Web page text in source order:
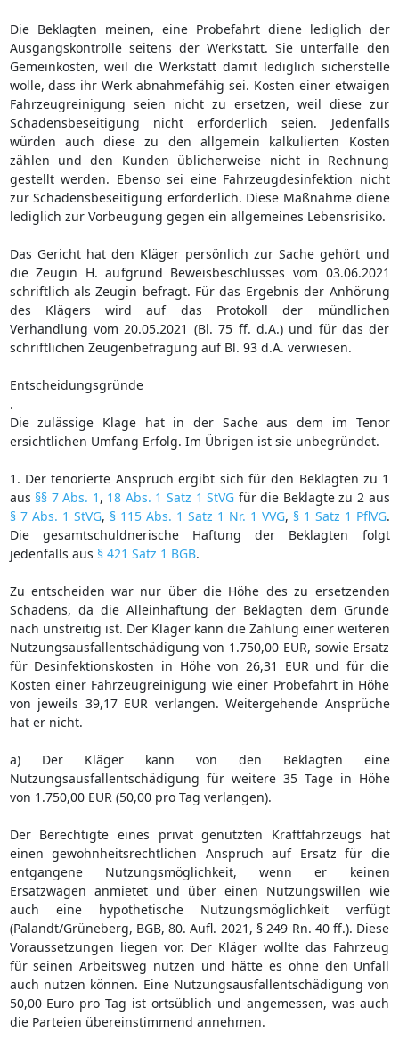
Die Beklagten meinen, eine Probefahrt diene lediglich der
Ausgangskontrolle seitens der Werkstatt. Sie unterfalle den
Gemeinkosten, weil die Werkstatt damit lediglich sicherstelle
wolle, dass ihr Werk abnahmefähig sei. Kosten einer etwaigen
Fahrzeugreinigung seien nicht zu ersetzen, weil diese zur
Schadensbeseitigung nicht erforderlich seien. Jedenfalls
würden auch diese zu den allgemein kalkulierten Kosten
zählen und den Kunden üblicherweise nicht in Rechnung
gestellt werden. Ebenso sei eine Fahrzeugdesinfektion nicht
zur Schadensbeseitigung erforderlich. Diese Maßnahme diene
lediglich zur Vorbeugung gegen ein allgemeines Lebensrisiko.
Das Gericht hat den Kläger persönlich zur Sache gehört und
die Zeugin H. aufgrund Beweisbeschlusses vom 03.06.2021
schriftlich als Zeugin befragt. Für das Ergebnis der Anhörung
des Klägers wird auf das Protokoll der mündlichen
Verhandlung vom 20.05.2021 (Bl. 75 ff. d.A.) und für das der
schriftlichen Zeugenbefragung auf Bl. 93 d.A. verwiesen.
Entscheidungsgründe
.
Die zulässige Klage hat in der Sache aus dem im Tenor
ersichtlichen Umfang Erfolg. Im Übrigen ist sie unbegründet.
1. Der tenorierte Anspruch ergibt sich für den Beklagten zu 1
aus §§ 7 Abs. 1 , 18 Abs. 1 Satz 1 StVG für die Beklagte zu 2 aus
§ 7 Abs. 1 StVG, § 115 Abs. 1 Satz 1 Nr. 1 VVG, § 1 Satz 1 PflVG.
Die gesamtschuldnerische Haftung der Beklagten folgt
jedenfalls aus § 421 Satz 1 BGB.
Zu entscheiden war nur über die Höhe des zu ersetzenden
Schadens, da die Alleinhaftung der Beklagten dem Grunde
nach unstreitig ist. Der Kläger kann die Zahlung einer weiteren
Nutzungsausfallentschädigung von 1.750,00 EUR, sowie Ersatz
für Desinfektionskosten in Höhe von 26,31 EUR und für die
Kosten einer Fahrzeugreinigung wie einer Probefahrt in Höhe
von jeweils 39,17 EUR verlangen. Weitergehende Ansprüche
hat er nicht.
a) Der Kläger kann von den Beklagten eine
Nutzungsausfallentschädigung für weitere 35 Tage in Höhe
von 1.750,00 EUR (50,00 pro Tag verlangen).
Der Berechtigte eines privat genutzten Kraftfahrzeugs hat
einen gewohnheitsrechtlichen Anspruch auf Ersatz für die
entgangene Nutzungsmöglichkeit, wenn er keinen
Ersatzwagen anmietet und über einen Nutzungswillen wie
auch eine hypothetische Nutzungsmöglichkeit verfügt
(Palandt/Grüneberg, BGB, 80. Aufl. 2021, § 249 Rn. 40 ff.). Diese
Voraussetzungen liegen vor. Der Kläger wollte das Fahrzeug
für seinen Arbeitsweg nutzen und hätte es ohne den Unfall
auch nutzen können. Eine Nutzungsausfallentschädigung von
50,00 Euro pro Tag ist ortsüblich und angemessen, was auch
die Parteien übereinstimmend annehmen.